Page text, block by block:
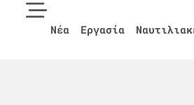
Νέα Εργασία